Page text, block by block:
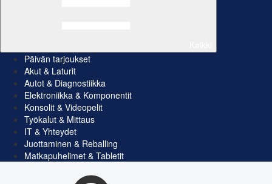
Päivän tarjoukset
Akut & Laturit
Autot & Diagnostiikka
Elektroniikka & Komponentit
Konsolit & Videopelit
Työkalut & Mittaus
IT & Yhteydet
Juottaminen & Reballing
Matkapuhelimet & Tabletit